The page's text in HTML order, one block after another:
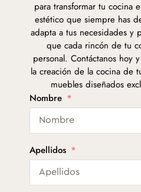
para transformar tu cocina
estético que siempre has
adapta a tus necesidades y
que cada rincón de tu
personal. Contáctanos hoy
la creación de la cocina de
muebles diseñados
Nombre
Apellidos